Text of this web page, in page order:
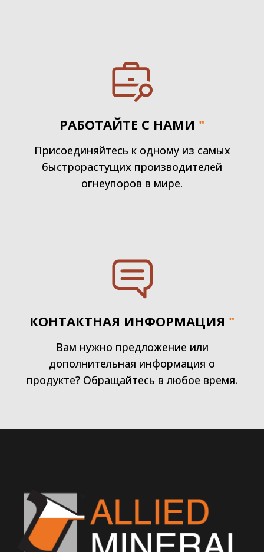
РАБОТАЙТЕ С НАМИ "
Присоединяйтесь к одному из самых
быстрорастущих производителей
огнеупоров в мире.
КОНТАКТНАЯ ИНФОРМАЦИЯ "
Вам нужно предложение или
дополнительная информация о
продукте? Обращайтесь в любое время.